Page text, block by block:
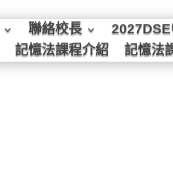
聯絡校長
2027DSE
記憶法課程介紹 記憶法